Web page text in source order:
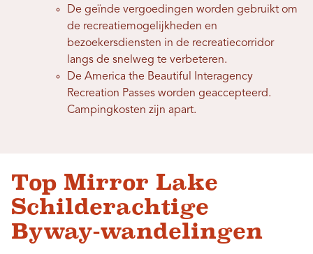
De geïnde vergoedingen worden gebruikt om
de recreatiemogelijkheden en
bezoekersdiensten in de recreatiecorridor
langs de snelweg te verbeteren.
De America the Beautiful Interagency
Recreation Passes worden geaccepteerd.
Campingkosten zijn apart.
Top Mirror Lake
Schilderachtige
Byway-wandelingen